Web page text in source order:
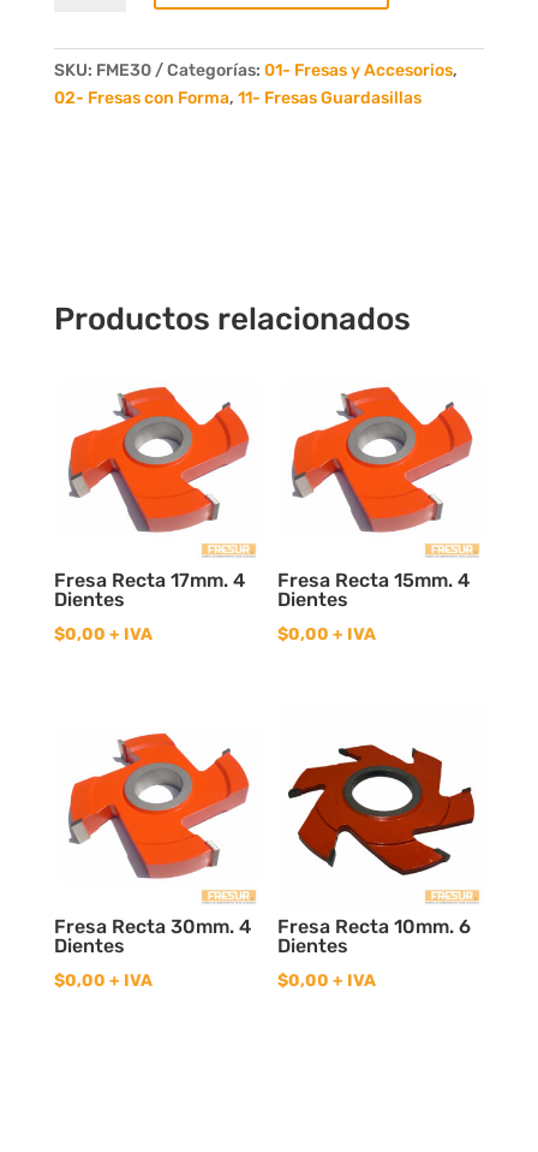
3/4x4
4
SKU: FME30 Categorías: 01- Fresas y Accesorios,
02- Fresas con Forma, 11- Fresas Guardasillas
Productos relacionados
Fresa Recta 17mm. 4
Dientes
$0,00 + IVA
Fresa Recta 15mm. 4
Dientes
$0,00 + IVA
Fresa Recta 30mm. 4
Dientes
$0,00 + IVA
Fresa Recta 10mm. 6
Dientes
$0,00 + IVA